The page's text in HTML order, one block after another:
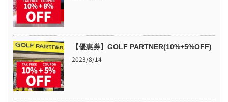
【優惠券】GOLF PARTNER(10%+5%OFF)
2023/8/14